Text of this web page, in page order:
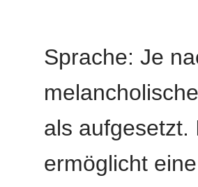
Sprache: Je
als aufgesetzt.
ermöglicht